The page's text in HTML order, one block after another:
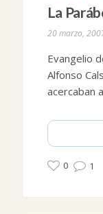
La
20 marzo,
Evangelio
Alfonso
acercaban
0 1